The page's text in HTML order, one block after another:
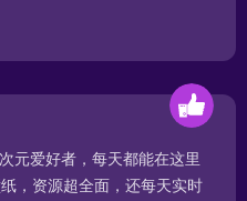
元爱好者，每天都能在这里
，资源超全面，还每天实时